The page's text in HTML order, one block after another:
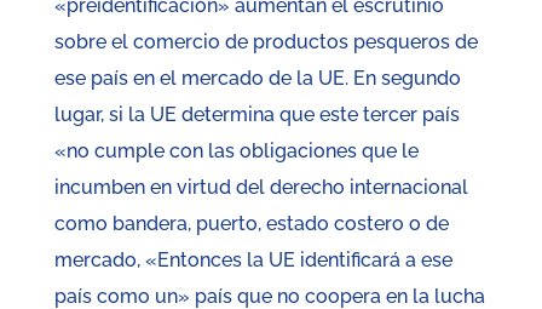
«preidentificación» aumentan el escrutinio
sobre el comercio de productos pesqueros de
ese país en el mercado de la UE. En segundo
lugar, si la UE determina que este tercer país
«no cumple con las obligaciones que le
incumben en virtud del derecho internacional
como bandera, puerto, estado costero o de
mercado, «Entonces la UE identificará a ese
país como un» país que no coopera en la lucha